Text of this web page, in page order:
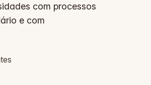
com processos
e com